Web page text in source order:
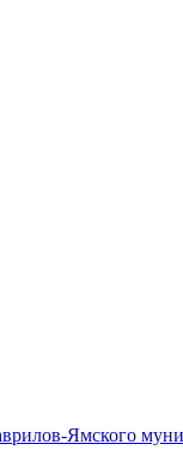
Ямского